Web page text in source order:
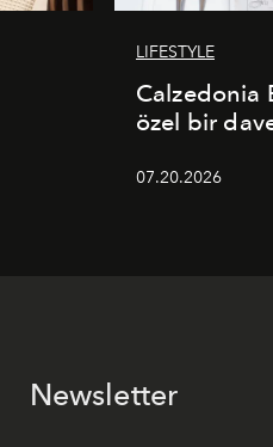
LIFESTYLE
Calzedonia
özel bir
07.20.2026
Newsletter